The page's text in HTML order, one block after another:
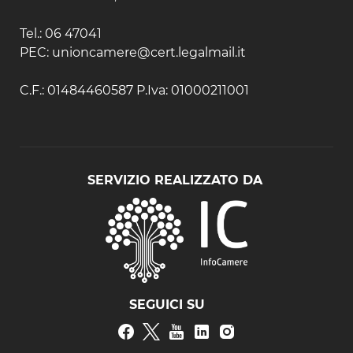
Tel.: 06 47041
PEC: unioncamere@cert.legalmail.it
C.F.: 01484460587 P.Iva: 01000211001
SERVIZIO REALIZZATO DA
SEGUICI SU